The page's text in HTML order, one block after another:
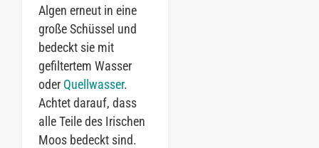
Algen erneut in eine
große Schüssel und
bedeckt sie mit
gefiltertem Wasser
oder Quellwasser.
Achtet darauf, dass
alle Teile des Irischen
Moos bedeckt sind.